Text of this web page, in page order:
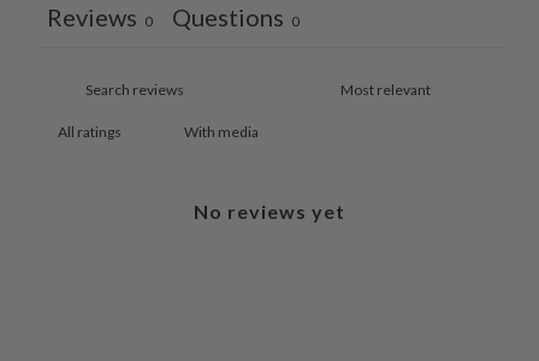
Reviews 0 Questions 0
With media
No reviews yet